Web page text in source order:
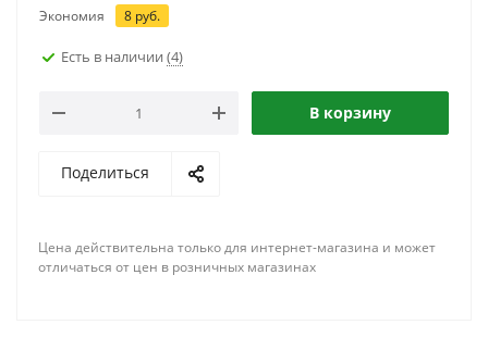
Экономия 8 руб.
Есть в наличии (4)
В корзину
Поделиться
Цена действительна только для интернет-магазина и может
отличаться от цен в розничных магазинах